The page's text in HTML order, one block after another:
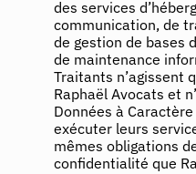
des services
communication, de
de gestion de bases
de maintenance
Traitants n’agissent
Raphaël Avocats et
Données à
exécuter leurs
mêmes obligations
confidentialité que